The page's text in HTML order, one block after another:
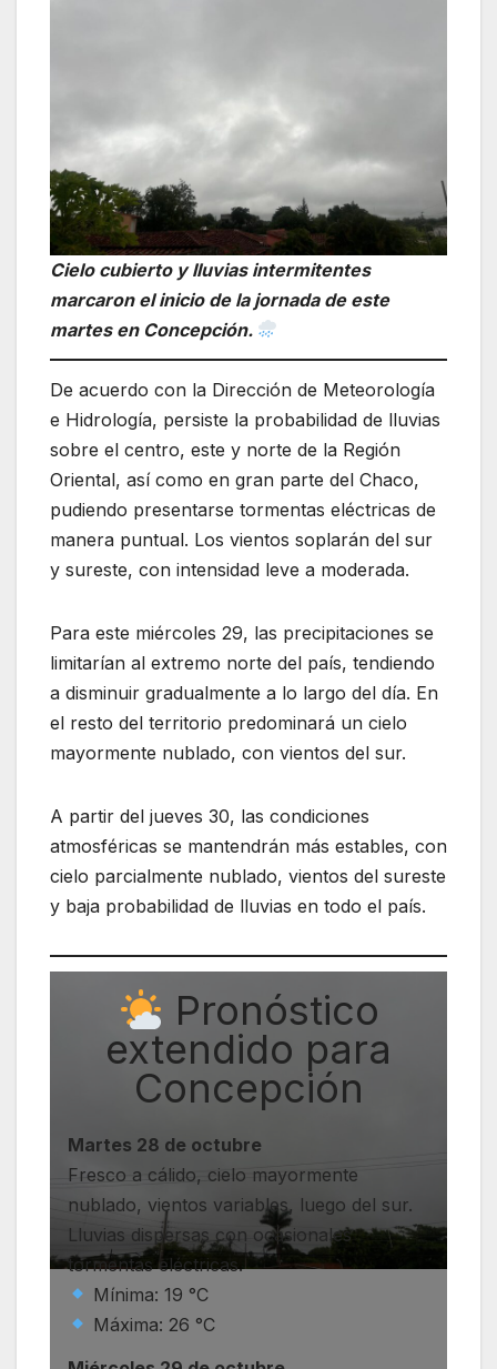
Cielo cubierto y lluvias intermitentes
marcaron el inicio de la jornada de este
martes en Concepción.
De acuerdo con la Dirección de Meteorología
e Hidrología, persiste la probabilidad de lluvias
sobre el centro, este y norte de la Región
Oriental, así como en gran parte del Chaco,
pudiendo presentarse tormentas eléctricas de
manera puntual. Los vientos soplarán del sur
y sureste, con intensidad leve a moderada.
Para este miércoles 29, las precipitaciones se
limitarían al extremo norte del país, tendiendo
a disminuir gradualmente a lo largo del día. En
el resto del territorio predominará un cielo
mayormente nublado, con vientos del sur.
A partir del jueves 30, las condiciones
atmosféricas se mantendrán más estables, con
cielo parcialmente nublado, vientos del sureste
y baja probabilidad de lluvias en todo el país.
Pronóstico
extendido para
Concepción
Martes 28 de octubre
Fresco a cálido, cielo mayormente
nublado, vientos variables, luego del sur.
Lluvias dispersas con ocasionales
tormentas eléctricas.
Mínima: 19 °C
Máxima: 26 °C